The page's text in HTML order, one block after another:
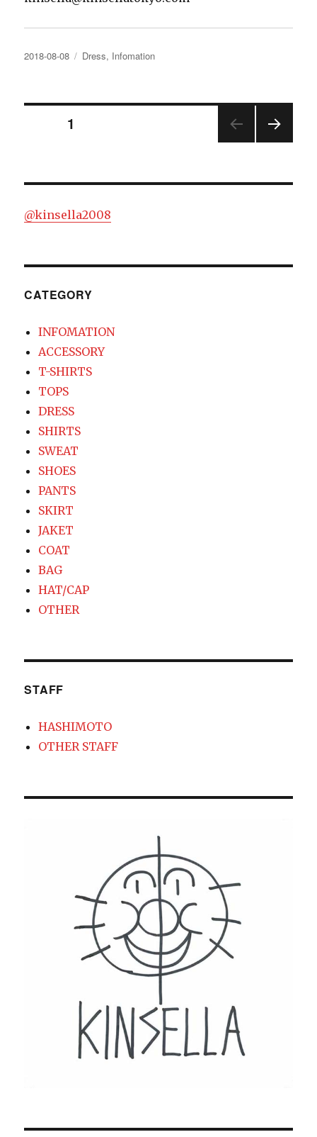
投
2018-08-08
カ
リ
Dress, Infomation
ナ
ビ
ゲ
ー
シ
ョ
ン
ページ1
@kinsella2008
CATEGORY
INFOMATION
ACCESSORY
T-SHIRTS
TOPS
DRESS
SHIRTS
SWEAT
SHOES
PANTS
SKIRT
JAKET
COAT
BAG
HAT/CAP
OTHER
STAFF
HASHIMOTO
OTHER STAFF